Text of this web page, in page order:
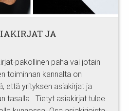
JA
pakollinen paha vai jotain
toiminnan kannalta on
että yrityksen asiakirjat ja
tasalla. Tietyt asiakirjat tulee